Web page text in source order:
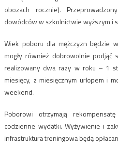
obozach rocznie).
dowódców w szkolnictwie wyższym i
Wiek poboru dla mężczyzn będzie
mogły również dobrowolnie podjąć
realizowany dwa razy w roku – 1
miesięcy, z miesięcznym urlopem i
weekend.
Poborowi otrzymają
codzienne wydatki. Wyżywienie i
infrastruktura treningowa będą